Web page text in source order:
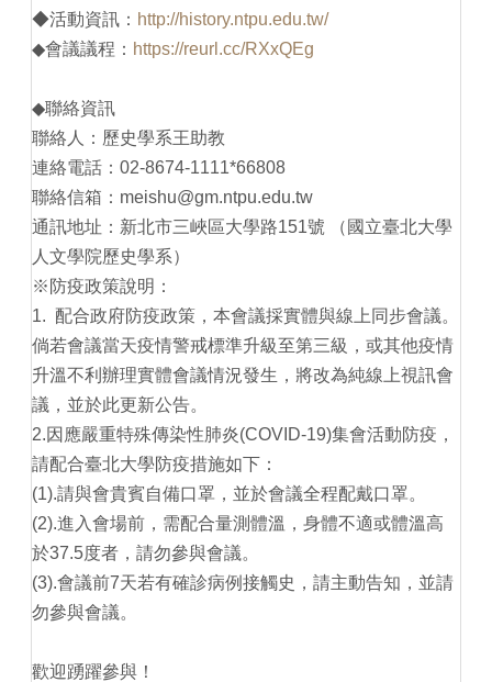
◆活動資訊： http://history.ntpu.edu.tw/
◆會議議程： https://reurl.cc/RXxQEg
◆聯絡資訊
聯絡人：歷史學系王助教
連絡電話：02-8674-1111*66808
聯絡信箱：meishu@gm.ntpu.edu.tw
通訊地址：新北市三峽區大學路151號 （國立臺北大學
人文學院歷史學系）
※防疫政策說明：
1. 配合政府防疫政策，本會議採實體與線上同步會議。
倘若會議當天疫情警戒標準升級至第三級，或其他疫情
升溫不利辦理實體會議情況發生，將改為純線上視訊會
議，並於此更新公告。
2.因應嚴重特殊傳染性肺炎(COVID-19)集會活動防疫，
請配合臺北大學防疫措施如下：
(1).請與會貴賓自備口罩，並於會議全程配戴口罩。
(2).進入會場前，需配合量測體溫，身體不適或體溫高
於37.5度者，請勿參與會議。
(3).會議前7天若有確診病例接觸史，請主動告知，並請
勿參與會議。
歡迎踴躍參與！